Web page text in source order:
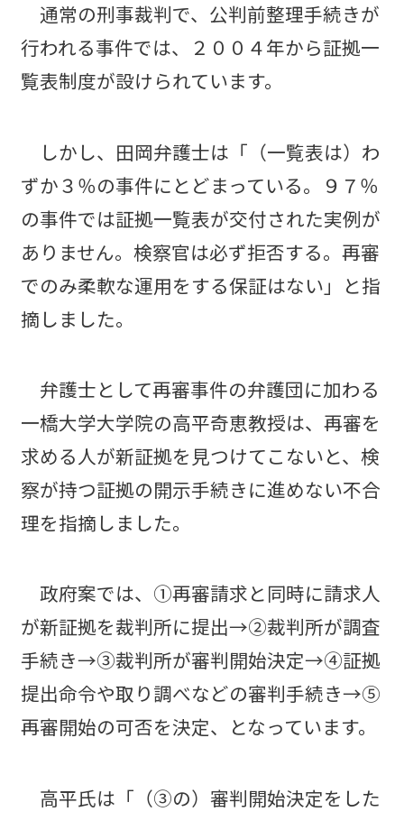
通常の刑事裁判で、公判前整理手続きが
行われる事件では、２００４年から証拠一
覧表制度が設けられています。
しかし、田岡弁護士は「（一覧表は）わ
ずか３％の事件にとどまっている。９７％
の事件では証拠一覧表が交付された実例が
ありません。検察官は必ず拒否する。再審
でのみ柔軟な運用をする保証はない」と指
摘しました。
弁護士として再審事件の弁護団に加わる
一橋大学大学院の高平奇恵教授は、再審を
求める人が新証拠を見つけてこないと、検
察が持つ証拠の開示手続きに進めない不合
理を指摘しました。
政府案では、①再審請求と同時に請求人
が新証拠を裁判所に提出→②裁判所が調査
手続き→③裁判所が審判開始決定→④証拠
提出命令や取り調べなどの審判手続き→⑤
再審開始の可否を決定、となっています。
高平氏は「（③の）審判開始決定をした